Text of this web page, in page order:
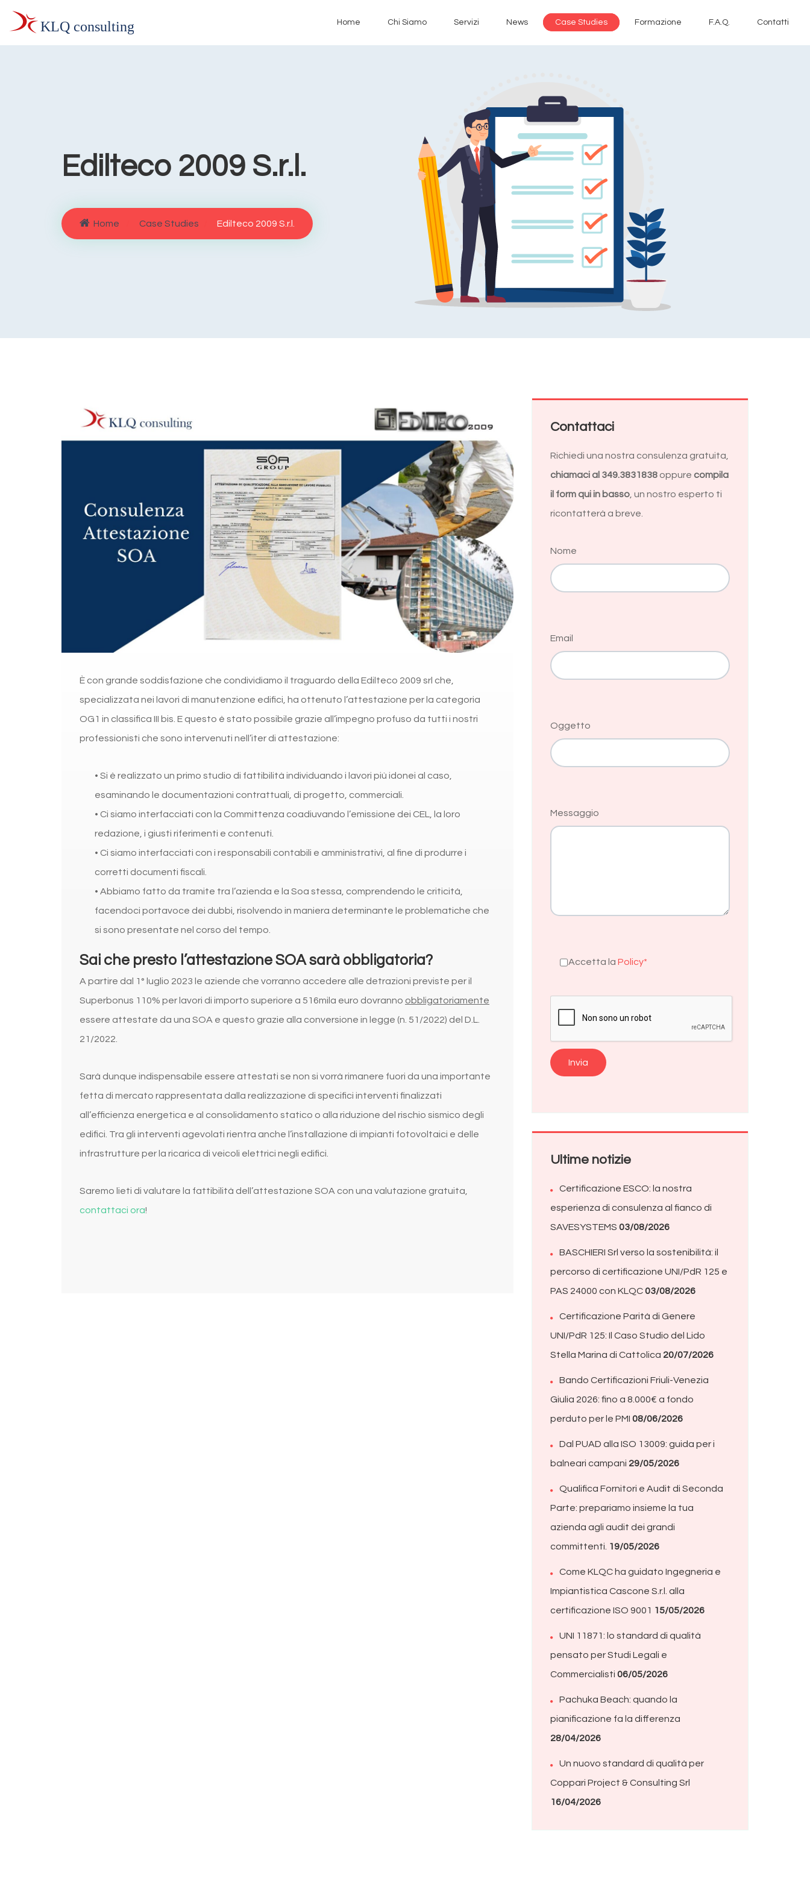
Home Chi Siamo Servizi News Case Studies Formazione F.A.Q. Contatti
Edilteco 2009 S.r.l.
Home Case Studies Edilteco 2009 S.r.l.
È con grande soddisfazione che condividiamo il traguardo della Edilteco 2009 srl che,
specializzata nei lavori di manutenzione edifici, ha ottenuto l’attestazione per la categoria
OG1 in classifica III bis. E questo è stato possibile grazie all’impegno profuso da tutti i nostri
professionisti che sono intervenuti nell’iter di attestazione:
• Si è realizzato un primo studio di fattibilità individuando i lavori più idonei al caso,
esaminando le documentazioni contrattuali, di progetto, commerciali.
• Ci siamo interfacciati con la Committenza coadiuvando l’emissione dei CEL, la loro
redazione, i giusti riferimenti e contenuti.
• Ci siamo interfacciati con i responsabili contabili e amministrativi, al fine di produrre i
corretti documenti fiscali.
• Abbiamo fatto da tramite tra l’azienda e la Soa stessa, comprendendo le criticità,
facendoci portavoce dei dubbi, risolvendo in maniera determinante le problematiche che
si sono presentate nel corso del tempo.
Sai che presto l’attestazione SOA sarà obbligatoria?
A partire dal 1° luglio 2023 le aziende che vorranno accedere alle detrazioni previste per il
Superbonus 110% per lavori di importo superiore a 516mila euro dovranno obbligatoriamente
essere attestate da una SOA e questo grazie alla conversione in legge (n. 51/2022) del D.L.
21/2022.
Sarà dunque indispensabile essere attestati se non si vorrà rimanere fuori da una importante
fetta di mercato rappresentata dalla realizzazione di specifici interventi finalizzati
all’efficienza energetica e al consolidamento statico o alla riduzione del rischio sismico degli
edifici. Tra gli interventi agevolati rientra anche l’installazione di impianti fotovoltaici e delle
infrastrutture per la ricarica di veicoli elettrici negli edifici.
Saremo lieti di valutare la fattibilità dell’attestazione SOA con una valutazione gratuita,
contattaci ora!
Contattaci
Richiedi una nostra consulenza gratuita,
chiamaci al 349.3831838 oppure compila
il form qui in basso , un nostro esperto ti
ricontatterà a breve.
Nome
Email
Oggetto
Messaggio
Accetta la Policy*
Ultime notizie
Certificazione ESCO: la nostra
esperienza di consulenza al fianco di
SAVESYSTEMS 03/08/2026
BASCHIERI Srl verso la sostenibilità: il
percorso di certificazione UNI/PdR 125 e
PAS 24000 con KLQC03/08/2026
Certificazione Parità di Genere
UNI/PdR 125: Il Caso Studio del Lido
Stella Marina di Cattolica 20/07/2026
Bando Certificazioni Friuli-Venezia
Giulia 2026: fino a 8.000€ a fondo
perduto per le PMI 08/06/2026
Dal PUAD alla ISO 13009: guida per i
balneari campani 29/05/2026
Qualifica Fornitori e Audit di Seconda
Parte: prepariamo insieme la tua
azienda agli audit dei grandi
committenti. 19/05/2026
Come KLQC ha guidato Ingegneria e
Impiantistica Cascone S.r.l. alla
certificazione ISO 9001 15/05/2026
UNI 11871: lo standard di qualità
pensato per Studi Legali e
Commercialisti 06/05/2026
Pachuka Beach: quando la
pianificazione fa la differenza
28/04/2026
Un nuovo standard di qualità per
Coppari Project & Consulting Srl
16/04/2026